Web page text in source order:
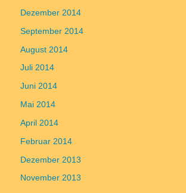
Dezember 2014
September 2014
August 2014
Juli 2014
Juni 2014
Mai 2014
April 2014
Februar 2014
Dezember 2013
November 2013